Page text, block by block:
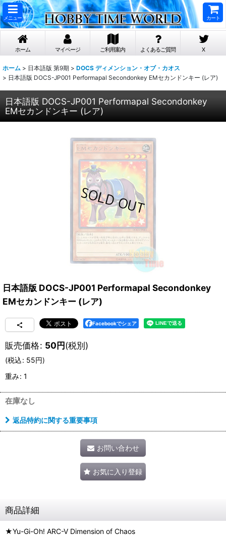
メニュー カート
ホーム マイページ ご利用案内 よくあるご質問 X
ホーム > 日本語版 第9期 > DOCS ディメンション・オブ・カオス
> 日本語版 DOCS-JP001 Performapal Secondonkey EMセカンドンキー (レア)
日本語版 DOCS-JP001 Performapal Secondonkey
EMセカンドンキー (レア)
日本語版 DOCS-JP001 Performapal Secondonkey
EMセカンドンキー (レア)
Facebookでシェア
販売価格: 50円(税別)
(税込: 55円)
重み: 1
在庫なし
返品特約に関する重要事項
お問い合わせ
お気に入り登録
商品詳細
★Yu-Gi-Oh! ARC-V Dimension of Chaos